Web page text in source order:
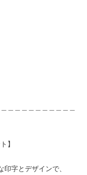
】
字とデザインで、